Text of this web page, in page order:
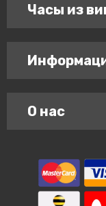
Часы из
О нас